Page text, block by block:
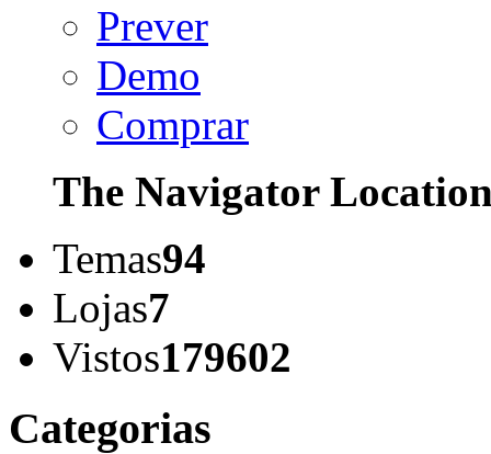
Prever
Demo
Comprar
The Navigator
Temas94
Lojas7
Vistos179602
Categorias